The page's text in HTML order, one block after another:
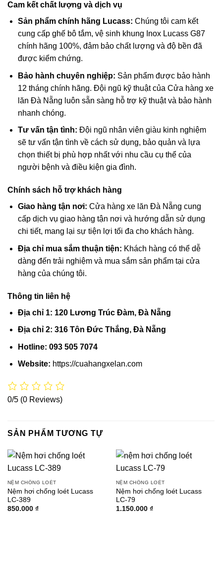
Cam kết chất lượng và dịch vụ
Sản phẩm chính hãng Lucass: Chúng tôi cam kết
cung cấp ghế bô tắm, vệ sinh khung Inox Lucass G87
chính hãng 100%, đảm bảo chất lượng và độ bền đã
được kiểm chứng.
Bảo hành chuyên nghiệp: Sản phẩm được bảo hành
12 tháng chính hãng. Đội ngũ kỹ thuật của Cửa hàng xe
lăn Đà Nẵng luôn sẵn sàng hỗ trợ kỹ thuật và bảo hành
nhanh chóng.
Tư vấn tận tình: Đội ngũ nhân viên giàu kinh nghiệm
sẽ tư vấn tận tình về cách sử dụng, bảo quản và lựa
chọn thiết bị phù hợp nhất với nhu cầu cụ thể của
người bệnh và điều kiện gia đình.
Chính sách hỗ trợ khách hàng
Giao hàng tận nơi: Cửa hàng xe lăn Đà Nẵng cung
cấp dịch vụ giao hàng tận nơi và hướng dẫn sử dụng
chi tiết, mang lại sự tiện lợi tối đa cho khách hàng.
Địa chỉ mua sắm thuận tiện: Khách hàng có thể dễ
dàng đến trải nghiệm và mua sắm sản phẩm tại cửa
hàng của chúng tôi.
Thông tin liên hệ
Địa chỉ 1: 120 Lương Trúc Đàm, Đà Nẵng
Địa chỉ 2: 316 Tôn Đức Thắng, Đà Nẵng
Hotline: 093 505 7074
Website: https://cuahangxelan.com
0/5 (0 Reviews)
SẢN PHẨM TƯƠNG TỰ
NỆM CHỐNG LOÉT
Nệm hơi chống loét Lucass
LC-389
850.000 ₫
NỆM CHỐNG LOÉT
Nệm hơi chống loét Lucass
LC-79
1.150.000 ₫